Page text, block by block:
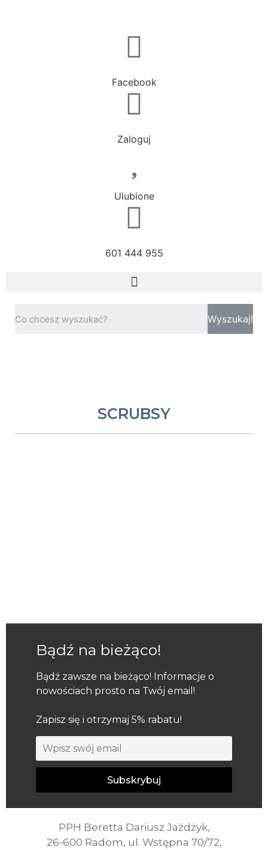
Facebook
Zaloguj
Ulubione
601 444 955
Wyszukaj!
SCRUBSY
Bądź na bieżąco!
Bądź zawsze na bieżąco! Informacje o
nowościach prosto na Twój email!
Zapisz się i otrzymaj 5% rabatu!
PPH Beretta Dariusz Jażdżyk,
26-600 Radom, ul. Wstępna 70/72,